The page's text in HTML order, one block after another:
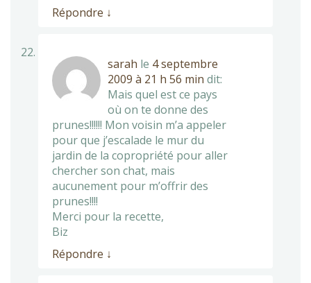
Répondre ↓
sarah le 4 septembre
2009 à 21 h 56 min dit:
Mais quel est ce pays
où on te donne des
prunes!!!!!! Mon voisin m’a appeler
pour que j’escalade le mur du
jardin de la copropriété pour aller
chercher son chat, mais
aucunement pour m’offrir des
prunes!!!!
Merci pour la recette,
Biz
Répondre ↓